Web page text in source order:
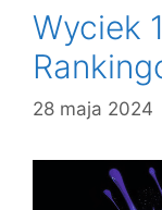
Wyciek
28 maja 2024